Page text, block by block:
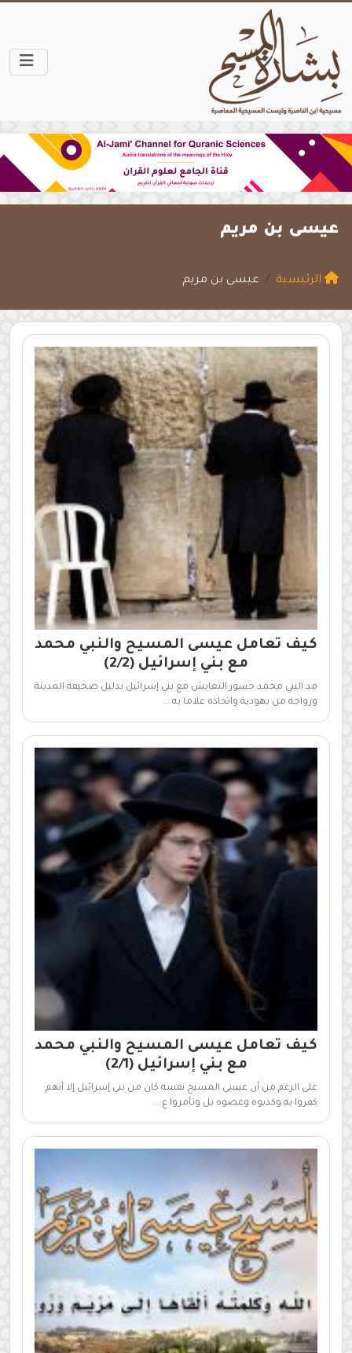
عيسى بن مريم
الرئيسية عيسى بن مريم
كيف تعامل عيسى المسيح والنبي محمد
مع بني إسرائيل (2/2)
مد النبي محمد جسور التعايش مع بني إسرائيل بدليل صحيفة المدينة
وزواجه من يهودية واتخاذه غلاما يه ...
كيف تعامل عيسى المسيح والنبي محمد
مع بني إسرائيل (2/1)
على الرغم من أن عيسى المسيح نفسه كان من بني إسرائيل إلا أنهم
كفروا به وكذبوه وعصوه بل وتآمروا ع ...